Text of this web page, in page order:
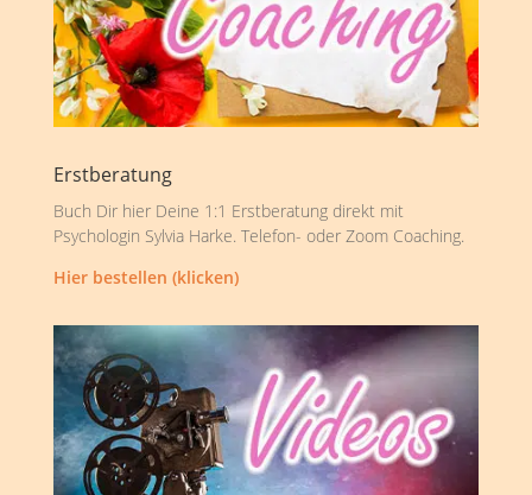
Erstberatung
Buch Dir hier Deine 1:1 Erstberatung direkt mit
Psychologin Sylvia Harke. Telefon- oder Zoom Coaching.
Hier bestellen (klicken)